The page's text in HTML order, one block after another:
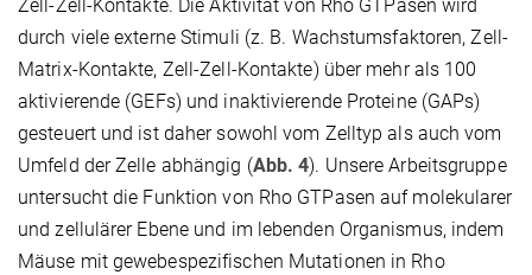
Zell-Zell-Kontakte. Die Aktivität von Rho GTPasen wird
durch viele externe Stimuli (z. B. Wachstumsfaktoren, Zell-
Matrix-Kontakte, Zell-Zell-Kontakte) über mehr als 100
aktivierende (GEFs) und inaktivierende Proteine (GAPs)
gesteuert und ist daher sowohl vom Zelltyp als auch vom
Umfeld der Zelle abhängig (Abb. 4). Unsere Arbeitsgruppe
untersucht die Funktion von Rho GTPasen auf molekularer
und zellulärer Ebene und im lebenden Organismus, indem
Mäuse mit gewebespezifischen Mutationen in Rho